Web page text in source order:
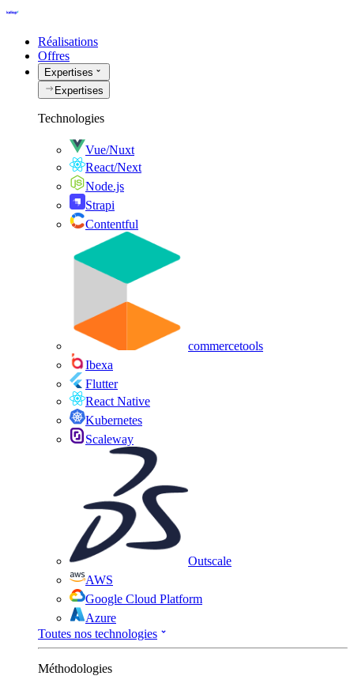
Réalisations
Offres
Expertises
Expertises
Technologies
Vue/Nuxt
React/Next
Node.js
Strapi
Contentful
commercetools
Ibexa
Flutter
React Native
Kubernetes
Scaleway
Outscale
AWS
Google Cloud Platform
Azure
Toutes nos technologies
Méthodologies